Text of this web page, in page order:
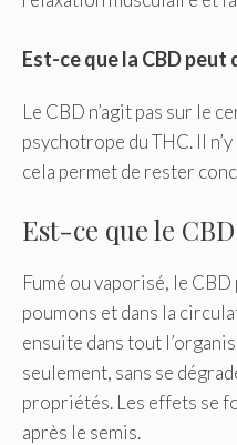
Est-ce que la CBD peut
Le CBD n’agit pas sur le
psychotrope du THC. Il n’y
cela permet de rester
Est-ce que le
Fumé ou vaporisé, le
poumons et dans la
ensuite dans tout
seulement, sans se
propriétés. Les effets se
après le semis.